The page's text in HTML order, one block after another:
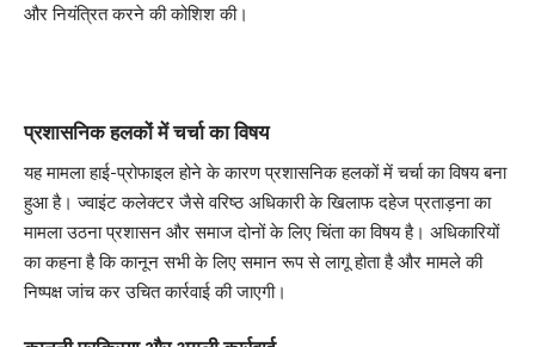
और नियंत्रित करने की कोशिश की।
प्रशासनिक हलकों में चर्चा का विषय
यह मामला हाई-प्रोफाइल होने के कारण प्रशासनिक हलकों में चर्चा का विषय बना
हुआ है। ज्वाइंट कलेक्टर जैसे वरिष्ठ अधिकारी के खिलाफ दहेज प्रताड़ना का
मामला उठना प्रशासन और समाज दोनों के लिए चिंता का विषय है। अधिकारियों
का कहना है कि कानून सभी के लिए समान रूप से लागू होता है और मामले की
निष्पक्ष जांच कर उचित कार्रवाई की जाएगी।